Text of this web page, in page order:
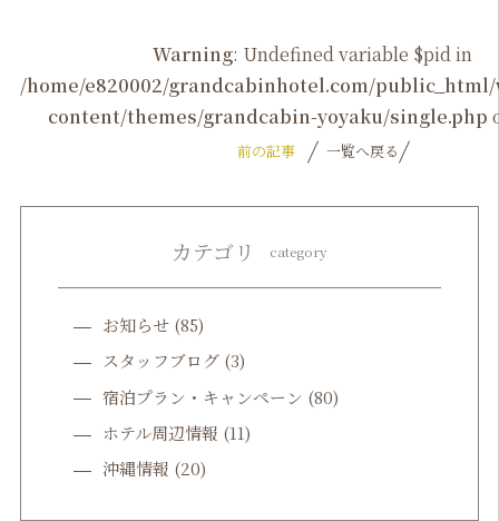
Warning: Undefined variable $pid in
/home/e820002/grandcabinhotel.com/
content/themes/grandcabin-yoyaku/single.php
前の記事 一覧へ戻る
カテゴリ category
お知らせ(85)
スタッフブログ(3)
宿泊プラン・キャンペーン (80)
ホテル周辺情報 (11)
沖縄情報 (20)